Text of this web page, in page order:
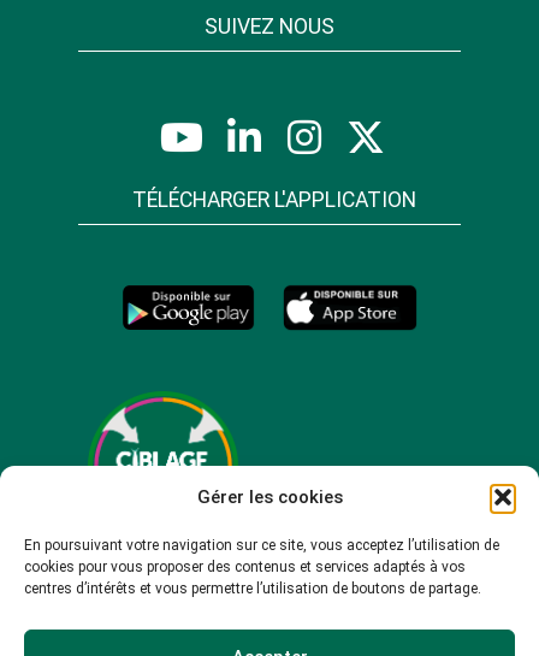
Gérer les cookies
En poursuivant votre navigation sur ce site, vous acceptez l’utilisation de
cookies pour vous proposer des contenus et services adaptés à vos
centres d’intérêts et vous permettre l’utilisation de boutons de partage.
SUIVEZ NOUS
TÉLÉCHARGER L'APPLICATION
© 2026 -Mentions légales-